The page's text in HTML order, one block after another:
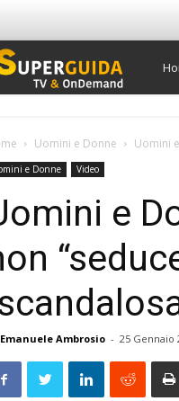
Uomini e Donne Uomini
e Donne Video
e
Emanuele Ambrosio - 25 Gennaio